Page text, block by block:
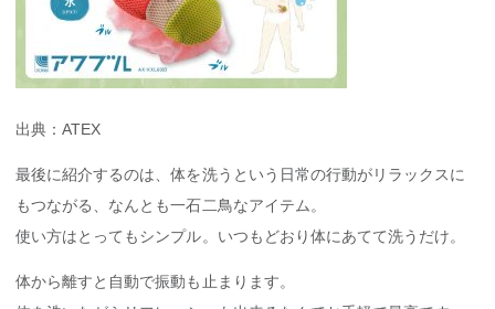
出典：ATEX
最後に紹介するのは、体を洗うという日常の行動がリラックスに
もつながる、なんとも一石二鳥なアイテム。
使い方はとってもシンプル。いつもどおり体にあてて洗うだけ。
体から離すと自動で振動も止まります。